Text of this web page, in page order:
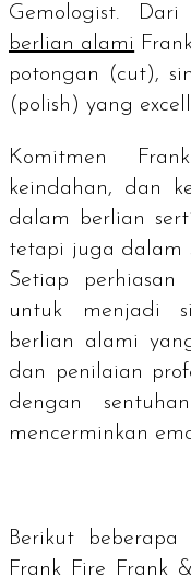
Gemologist.
Dari
berlian alami
potongan (cut),
( polish ) yang
Komitmen
keindahan, dan
dalam berlian
tetapi juga dalam
Setiap
untuk menjadi
berlian alami
dan penilaian
dengan
mencerminkan
Berikut
Frank Fire Frank